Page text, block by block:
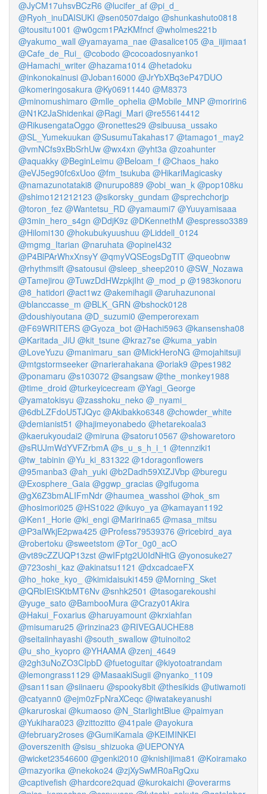
@JyCM17uhsvBCzR6 @lucifer_af @pi_d_
@Ryoh_inuDAISUKI @sen0507daigo @shunkashuto0818
@tousitu1001 @w0gcm1PAzKMfncf @wholmes221b
@yakumo_wall @yamayama_nae @asalice105 @a_iijimaa1
@Cafe_de_Rui_ @cobodo @cocoadosnyanko1
@Hamachi_writer @hazama1014 @hetadoku
@inkonokainusi @Joban16000 @JrYbXBq3eP47DUO
@komeringosakura @Ky06911440 @M8373
@minomushimaro @mlle_ophelia @Mobile_MNP @moririn6
@N1K2JaShidenkai @Ragi_Mari @re55614412
@RikusengataOggo @ronettes29 @sibuusa_ussako
@SL_Yumekuukan @SusumuTakahas17 @tamago1_may2
@vmNCfs9xBbSrhUw @wx4xn @yht3a @zoahunter
@aquakky @BeginLeimu @Beloam_f @Chaos_hako
@eVJ5eg90fc6xUoo @fm_tsukuba @HikariMagicasky
@namazunotataki8 @nurupo889 @obi_wan_k @pop108ku
@shimo121212123 @sikorsky_gundam @sprechchorjp
@toron_fez @Wantetsu_RD @yamaumi7 @Yuuyamisaaa
@3min_hero_s4gn @DdjK9z @DKennethM @espresso3389
@Hilomi130 @hokubukyuushuu @Liddell_0124
@mgmg_Itarian @naruhata @opinel432
@P4BlPArWhxXnsyY @qmyVQSEogsDgTIT @queobnw
@rhythmsift @satousui @sleep_sheep2010 @SW_Nozawa
@Tamejirou @TuwzDdHWzpkjIht @_mod_p @1983konoru
@8_hatidori @act1wz @akemihagii @aruhazunonai
@blanccasse_m @BLK_GRN @bshock0128
@doushiyoutana @D_suzumi0 @emperorexam
@F69WRITERS @Gyoza_bot @Hachi5963 @kansensha08
@Karitada_JiU @kit_tsune @kraz7se @kuma_yabin
@LoveYuzu @manimaru_san @MickHeroNG @mojahitsuji
@mtgstormseeker @narierahakana @oriak9 @pes1982
@ponamaru @s103072 @sangsaw @the_monkey1988
@time_droid @turkeyicecream @Yagi_George
@yamatokisyu @zasshoku_neko @_nyami_
@6dbLZFdoU5TJQyc @Akibakko6348 @chowder_white
@demianist51 @hajimeyonabedo @hetarekoala3
@kaerukyoudai2 @miruna @satoru10567 @showaretoro
@sRUJmWdYVFZrbmA @s_u_s_h_i_1 @tennziki1
@tw_tabinin @Yu_ki_831322 @1doragonflowers
@95manba3 @ah_yuki @b2Dadh59XtZJVbp @buregu
@Exosphere_Gaia @ggwp_gracias @gifugoma
@gX6Z3bmALIFmNdr @haumea_wasshoi @hok_sm
@hosimori025 @HS1022 @ikuyo_ya @kamayan1192
@Ken1_Horie @ki_engi @Maririna65 @masa_mitsu
@P3alWkjE2pwa425 @Profess79539376 @ricebird_aya
@robertoku @sweetstom @Tor_0g0_acO
@vt89cZZUQP13zst @wIFptg2U0IdNHtG @yonosuke27
@723oshi_kaz @akinatsu1121 @dxcadcaeFX
@ho_hoke_kyo_
@kimidaisuki1459 @Morning_Sket
@QRbIEtSKtbMT6Nv @snhk2501 @tasogarekoushi
@yuge_sato @BambooMura @Crazy01Akira
@Hakui_Foxarius @haruyamount @krxiahfan
@misumaru25 @rinzina23 @RIVEGAUCHE88
@seitaiinhayashi @south_swallow @tuinoito2
@u_sho_kyopro @YHAAMA @zenj_4649
@2gh3uNoZO3CIpbD @fuetoguitar @kiyotoatrandam
@lemongrass1129 @MasaakiSugii @nyanko_1109
@san11san @siinaeru @spooky8bit @thesikids @utiwamoti
@catyann0 @ejm0zFpNraXCeqc @iwatakeyanushi
@karuroskai @kumaoso @N_StarlightBlue @paimyan
@Yukihara023 @zittozitto @41pale @ayokura
@february2roses @GumiKamala @KEIMINKEI
@overszenith @sisu_shizuoka @UEPONYA
@wicket23546600 @genki2010 @knishijima81 @Koiramako
@mazyorika @nekoko24 @zjXySwMR0aRgQxu
@captivefish @hardcore2quad @kurokaichi @overarms